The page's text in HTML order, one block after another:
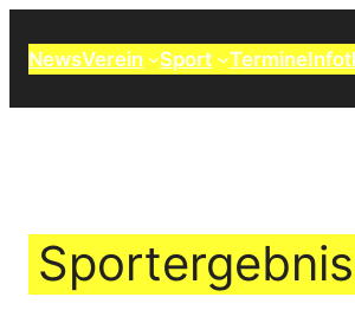
Inhalt
NewsVerein Sport Termine